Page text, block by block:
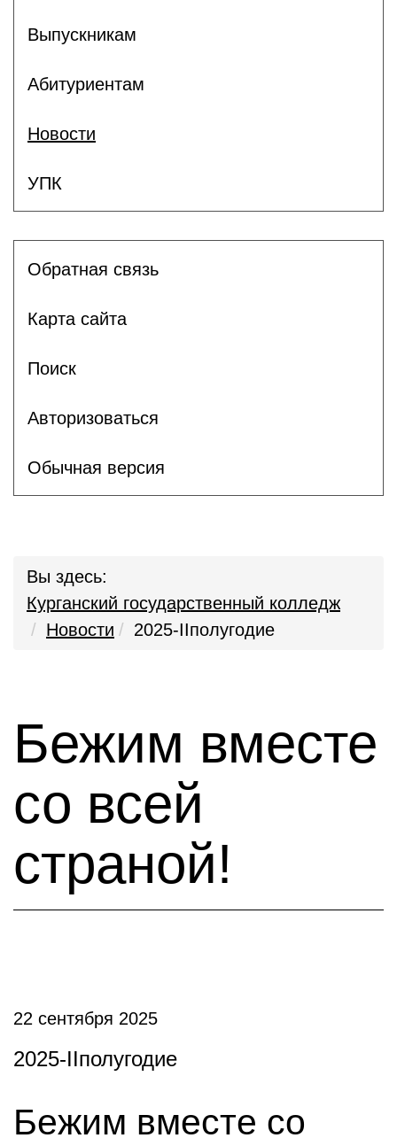
Выпускникам
Абитуриентам
Новости
УПК
Обратная связь
Карта сайта
Поиск
Авторизоваться
Обычная версия
Вы здесь:
Курганский государственный колледж
Новости
2025-IIполугодие
Бежим вместе
со всей
страной!
22 сентября 2025
2025-IIполугодие
Бежим вместе со